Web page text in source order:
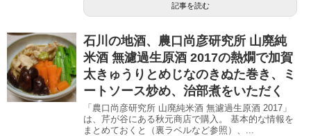
記事を読む
石川の地酒、農口尚彦研究所 山廃純
米酒 無濾過生原酒 2017の熱燗で加賀
太きゅうりとめじなのきぬた巻き、ミ
ートソース炒め、治部煮をいただく
「農口尚彦研究所 山廃純米酒 無濾過生原酒 2017」
は、芹が谷にある秋元商店で購入。 基本的な情報を
まとめておくと（裏ラベルなど参照）、...